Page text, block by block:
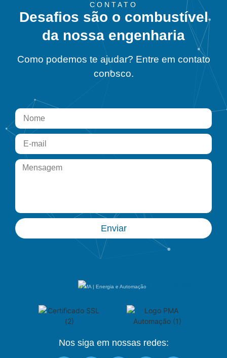
CONTATO
Desafios são o combustível
da nossa engenharia
Como podemos te ajudar? Entre em contato
conosco.
Enviar
PMA | Energia e Automação
Nos siga em nossas redes: